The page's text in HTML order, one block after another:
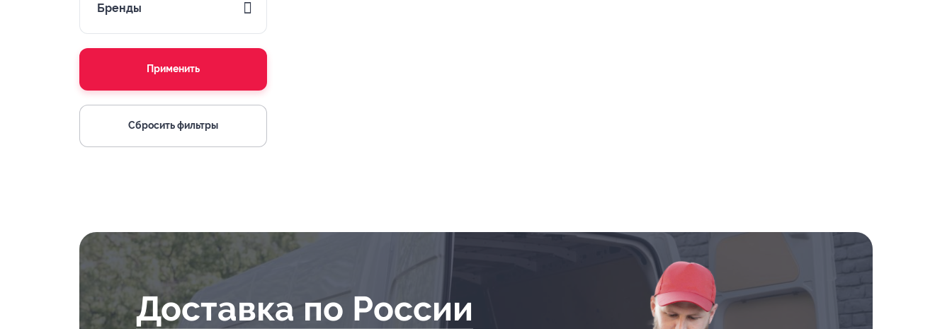
Бренды
Применить
Сбросить фильтры
Доставка по России